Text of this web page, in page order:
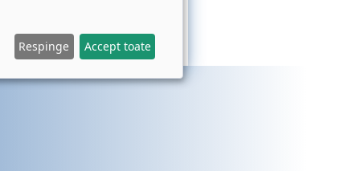
Respinge Accept toate